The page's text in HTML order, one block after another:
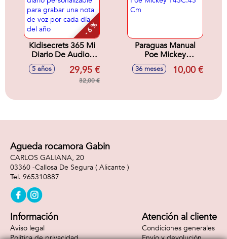
- 6 %
Kidisecrets 365 Mi
Diario De Audios
Secretos Negro. Un
diario
personalizable para
voz por cada día
5 años 29,95 €
32,00 €
Paraguas Manual
Poe Mickey
T45C:45 Cm
36 meses 10,00 €
Agueda rocamora Gabin
CARLOS GALIANA, 20
03360 -Callosa De Segura ( Alicante )
965310887
Información
Aviso legal
Atención al cliente
Condiciones generales